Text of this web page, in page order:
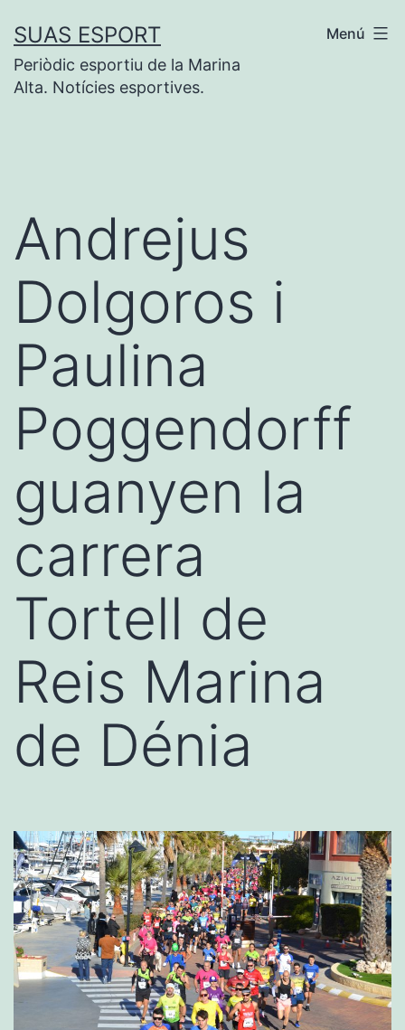
contingut
SUAS ESPORT
Periòdic esportiu de la Marina
Alta. Notícies esportives.
Menú
Andrejus
Dolgoros i
Paulina
Poggendorff
guanyen la
carrera
Tortell de
Reis Marina
de Dénia